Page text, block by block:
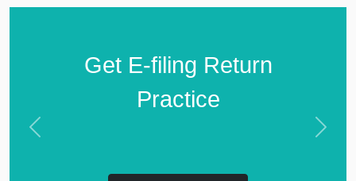
Get E-filing Return
Practice
Previous Next